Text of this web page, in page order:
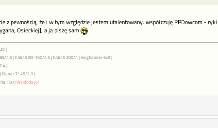
z pewnością, że i w tym względzie jestem utalentowany. współczuję PPDowcom -
Osieckiej], a ja piszę sam
|
4.5 | FA645 80-160/4.5 | FA645 200/4 | Voigtländer 6x9 |
|
Planar T* 45/2.0 |
100 |Waidodayo!